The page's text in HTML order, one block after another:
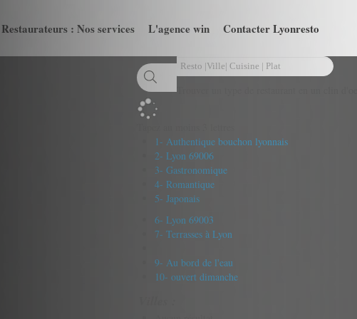
Restaurateurs : Nos services L'agence win Contacter Lyonresto
1- Authentique bouchon lyonnais
2- Lyon 69006
3- Gastronomique
4- Romantique
5- Japonais
6- Lyon 69003
7- Terrasses à Lyon
9- Au bord de l'eau
10- ouvert dimanche